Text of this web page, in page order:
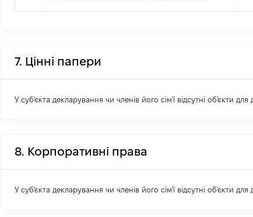
7. Цінні папери
У суб'єкта декларування чи членів його сім'ї відсутні об'єкти
8. Корпоративні права
У суб'єкта декларування чи членів його сім'ї відсутні об'єкти